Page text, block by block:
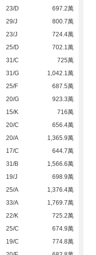
23/D
697.2萬
29/J
800.7萬
23/J
724.4萬
25/D
702.1萬
31/C
725萬
31/G
1,042.1萬
25/F
687.5萬
20/G
923.3萬
15/K
716萬
20/C
656.4萬
20/A
1,365.9萬
17/C
644.7萬
31/B
1,566.6萬
19/J
698.9萬
25/A
1,376.4萬
33/A
1,769.7萬
22/K
725.2萬
25/C
674.9萬
19/C
774.8萬